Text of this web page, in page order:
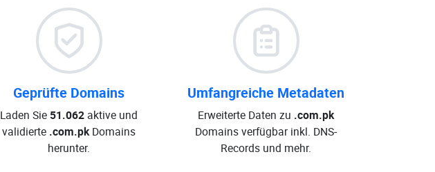
Geprüfte Domains
Laden Sie 51.062 aktive und
validierte .com.pkDomains
herunter.
Umfangreiche Metadaten
Erweiterte Daten zu .com.pk
Domains verfügbar inkl. DNS-
Records und mehr.